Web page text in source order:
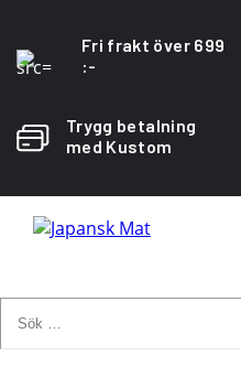
Fri frakt över 699
:-
Trygg betalning
med Kustom